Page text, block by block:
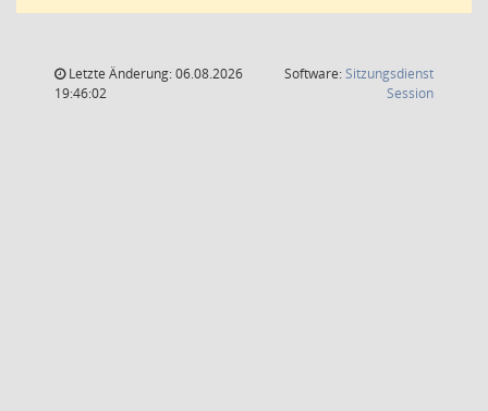
Letzte Änderung: 06.08.2026
19:46:02
Software:Sitzungsdienst
Session(Wird in